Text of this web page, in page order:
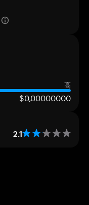
高
$0,00000000
2.1